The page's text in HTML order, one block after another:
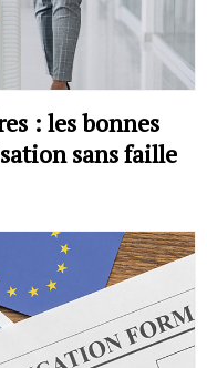
: les bonnes
sans faille